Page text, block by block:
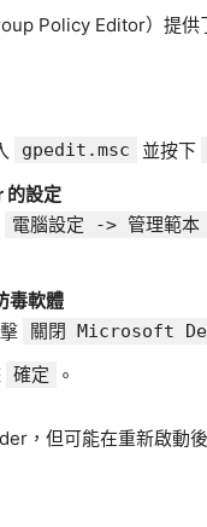
Policy Editor）提
gpedit.msc 並按下
設定
電腦設定 -> 管理範
毒軟體
關閉 Microsoft
確定 。
，但可能在重新啟動